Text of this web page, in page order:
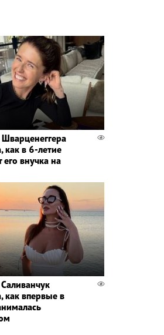
как в 6-летие
его внучка на
как впервые в